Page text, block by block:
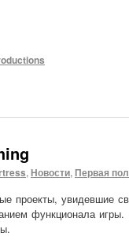
,Новости,Первая
проекты, увидевшие
функционала